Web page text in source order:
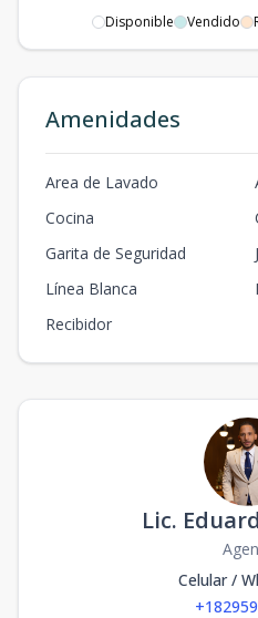
Disponible Vendido
Amenidades
Area de Lavado
Cocina
Garita de Seguridad
Línea Blanca
Recibidor
Lic.
Celular /